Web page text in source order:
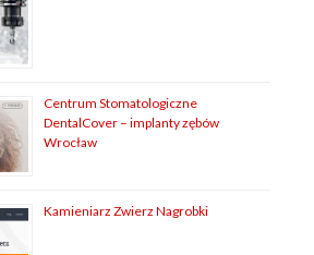
Centrum Stomatologiczne
DentalCover – implanty zębów
Wrocław
Kamieniarz Zwierz Nagrobki